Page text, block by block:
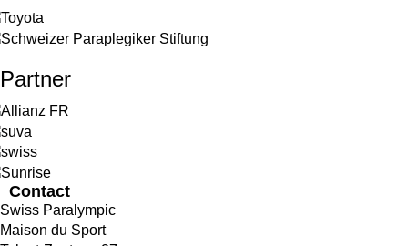
Partner
Contact
Swiss Paralympic
Maison du Sport